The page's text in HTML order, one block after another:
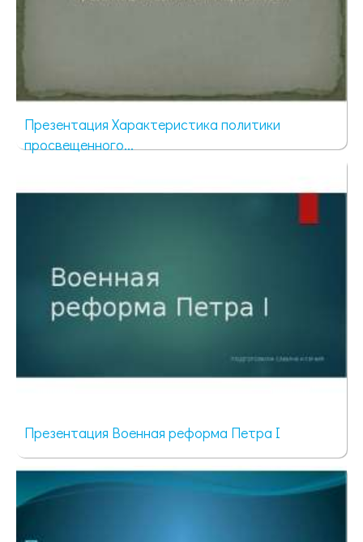
Презентация Характеристика политики
просвещенного...
Презентация Военная реформа Петра I